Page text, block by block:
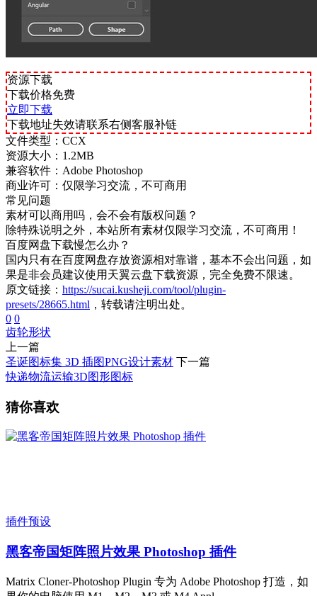
资源下载
下载价格免费
立即下载
下载地址失效请联系右侧客服补链
文件类型： CCX
资源大小： 1.2MB
兼容软件： Adobe Photoshop
商业许可： 仅限学习交流，不可商用
常见问题
素材可以商用吗，会不会有版权问题？
除特殊说明之外，本站所有素材仅限学习交流，不可商用！
百度网盘下载慢怎么办？
国内只有在百度网盘存放资源相对靠谱，基本不会出问题，如
果是非会员建议使用天翼云盘下载资源，完全免费不限速。
原文链接： https://sucai.kusheji.com/tool/plugin-
presets/28665.html ，转载请注明出处。
0 0
齿轮形状
上一篇
圣诞图标集 3D 插图PNG设计素材 下一篇
快递物流运输3D图形图标
猜你喜欢
插件预设
黑客帝国矩阵照片效果 Photoshop 插件
Matrix Cloner-Photoshop Plugin 专为 Adobe Photoshop 打造，如